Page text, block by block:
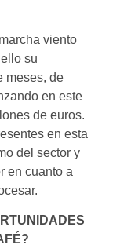
viento
su
meses, de
en este
de euros.
en esta
del sector y
en cuanto a